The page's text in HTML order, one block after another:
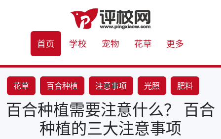
首页 学校 宠物 花草 更多
花草 百合种植 注意事项 光照
肥料
病虫害
百合种植需要注意什么？ 百合
种植的三大注意事项